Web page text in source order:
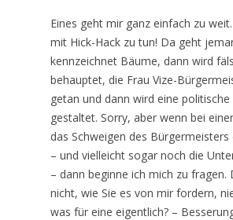
Eines geht mir ganz einfach zu
mit Hick-Hack zu tun! Da geht
kennzeichnet Bäume, dann wird
behauptet, die Frau Vize-
getan und dann wird eine
gestaltet. Sorry, aber wenn bei
das Schweigen des
– und vielleicht sogar noch die
– dann beginne ich mich zu fragen.
nicht, wie Sie es von mir fordern,
was für eine eigentlich? –